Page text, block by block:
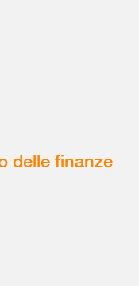
delle finanze